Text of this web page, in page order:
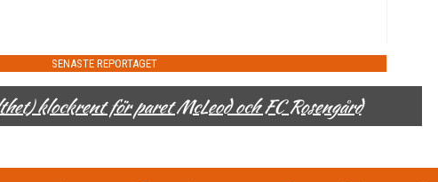
SENASTE REPORTAGET
klockrent för paret McLeod och FC Rosengård